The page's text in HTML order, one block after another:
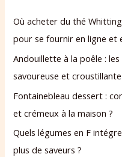
Où acheter du thé
pour se fournir en ligne et
Andouillette à la poêle :
savoureuse et croustillante
Fontainebleau dessert :
et crémeux à la maison ?
Quels légumes en F
plus de saveurs ?